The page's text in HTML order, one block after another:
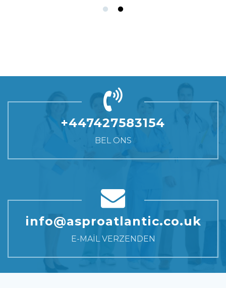
gemaakt van titanium die op het kaakbot zijn bevestigd om een ​​
Tandheelkundige Implantaten
de schroeven geplaatst (osteo-integratie).
+447427583154
BEL ONS
info@asproatlantic.co.uk
E-MAIL VERZENDEN